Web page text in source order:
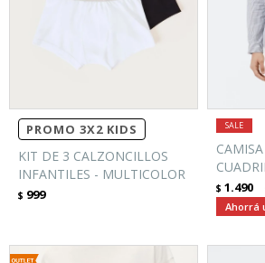
PROMO 3X2 KIDS
KIT DE 3 CALZONCILLOS
INFANTILES - MULTICOLOR
$ 999 $ 1.490